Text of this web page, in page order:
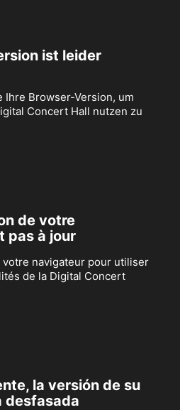
ist leider
Ihre Browser-Version, um
Concert Hall nutzen zu
de votre
pas à jour
navigateur pour utiliser
de la Digital Concert
la versión de su
desfasada